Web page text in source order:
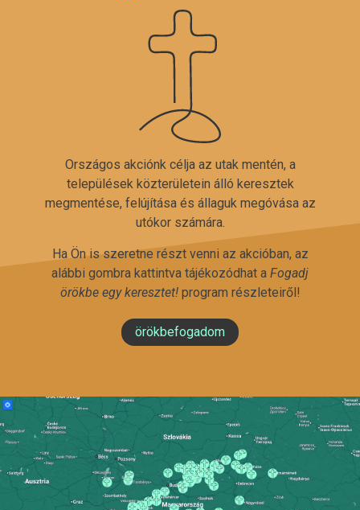
Országos akciónk célja az utak mentén, a
települések közterületein álló keresztek
megmentése, felújítása és állaguk megóvása az
utókor számára.
Ha Ön is szeretne részt venni az akcióban, az
alábbi gombra kattintva tájékozódhat a Fogadj
örökbe egy keresztet!program részleteiről!
örökbefogadom